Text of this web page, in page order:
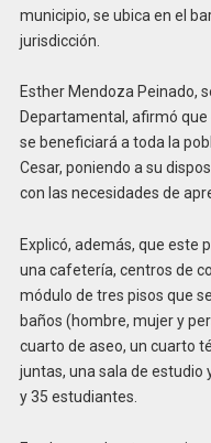
municipio, se ubica en el
jurisdicción.
Esther Mendoza Peinado,
Departamental, afirmó
se beneficiará a toda la
Cesar, poniendo a su
con las necesidades de
Explicó, además, que este
una cafetería, centros de
módulo de tres pisos que
baños (hombre, mujer y
cuarto de aseo, un cuarto
juntas, una sala de estudio
y 35 estudiantes.